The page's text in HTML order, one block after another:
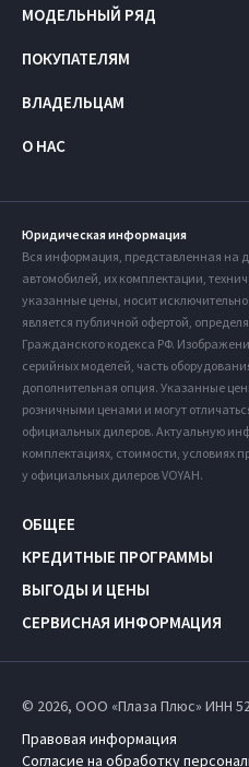
МОДЕЛЬНЫЙ РЯД
ПОКУПАТЕЛЯМ
ВЛАДЕЛЬЦАМ
О НАС
Юридическая информация
Вся информация, представленная на
автомобилей, их комплектации,
указанные цены, носит
является публичной офертой,
Гражданского кодекса РФ.
серийных моделей, часть
дополнительная опция. Указанные
розничными ценами и могут
официальных дилеров. Актуальную
комплектациях, стоимости, условиях
у официальных дилеров VOYAH.
ОБЩЕЕ
КРЕДИТНЫЕ ПРОГРАММЫ
ВЫГОДЫ И ЦЕНЫ
СЕРВИСНАЯ ИНФОРМАЦИЯ
© 2026, ООО «Плаза Плюс» ИНН
Правовая информация
Согласие на обработку